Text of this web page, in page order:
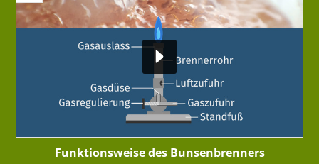
Funktionsweise des Bunsenbrenners